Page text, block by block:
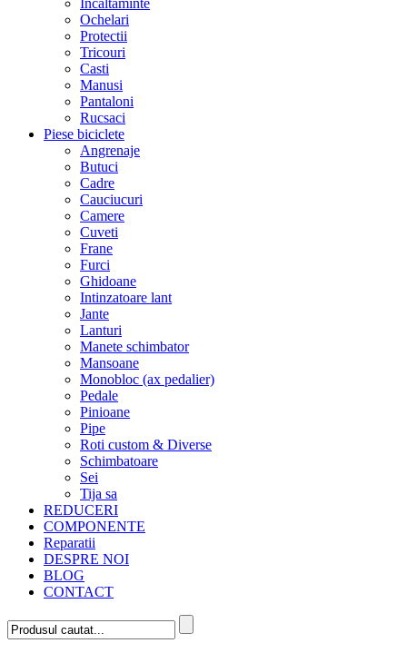
Incaltaminte
Ochelari
Protectii
Tricouri
Casti
Manusi
Pantaloni
Rucsaci
Piese biciclete
Angrenaje
Butuci
Cadre
Cauciucuri
Camere
Cuveti
Frane
Furci
Ghidoane
Intinzatoare lant
Jante
Lanturi
Manete schimbator
Mansoane
Monobloc (ax pedalier)
Pedale
Pinioane
Pipe
Roti custom & Diverse
Schimbatoare
Sei
Tija sa
REDUCERI
COMPONENTE
Reparatii
DESPRE NOI
BLOG
CONTACT